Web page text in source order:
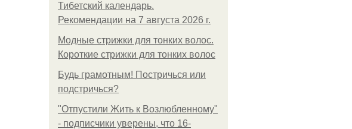
Тибетский календарь.
Рекомендации на 7 августа 2026 г.
Модные стрижки для тонких волос.
Короткие стрижки для тонких волос
Будь грамотным! Постричься или
подстричься?
"Отпустили Жить к Возлюбленному"
- подписчики уверены, что 16-